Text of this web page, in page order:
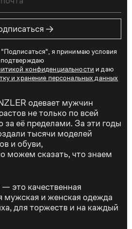
→
я принимаю условия
, подтверждаю
конфиденциальности и даю
и хранение персональных данных
одевает мужчин
не только по всей
за её пределами. За эти годы
тысячи моделей
и обуви,
можем сказать, что знаем
это качественная
мужская и женская одежда
для торжеств и на каждый